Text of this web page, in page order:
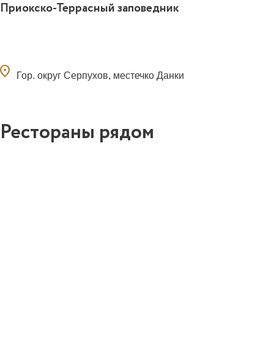
Приокско-Террасный заповедник
Гор. округ Серпухов, местечко Данки
Рестораны рядом